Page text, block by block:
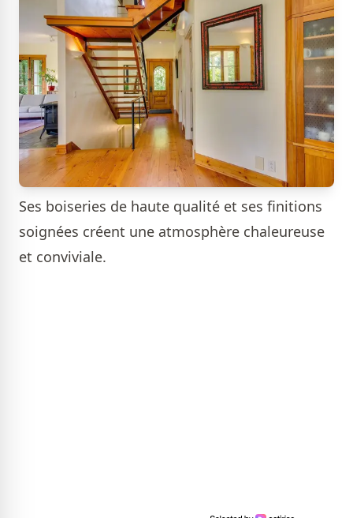
Ses boiseries de haute qualité et ses finitions
soignées créent une atmosphère chaleureuse
et conviviale.